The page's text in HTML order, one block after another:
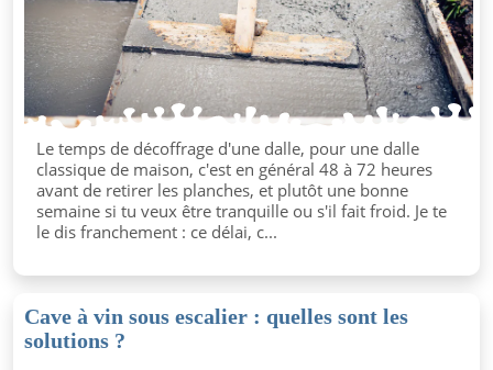
Le temps de décoffrage d'une dalle, pour une dalle
classique de maison, c'est en général 48 à 72 heures
avant de retirer les planches, et plutôt une bonne
semaine si tu veux être tranquille ou s'il fait froid. Je te
le dis franchement : ce délai, c...
Cave à vin sous escalier : quelles sont les
solutions ?